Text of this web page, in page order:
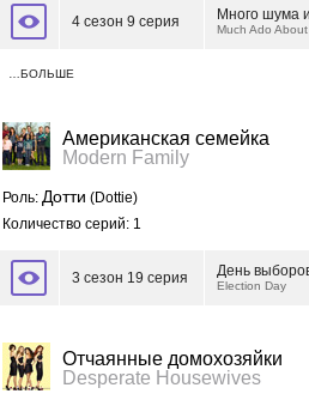
4 сезон 9 серия Много шума
Much Ado
…БОЛЬШЕ
Американская семейка
Modern Family
Роль: Дотти (Dottie)
Количество серий: 1
3 сезон 19 серия День
Election Day
Отчаянные домохозяйки
Desperate Housewives